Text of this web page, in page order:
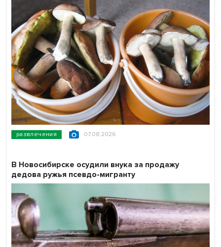
развлечения 07.08.2026
В Новосибирске осудили внука за продажу
дедова ружья псевдо-мигранту